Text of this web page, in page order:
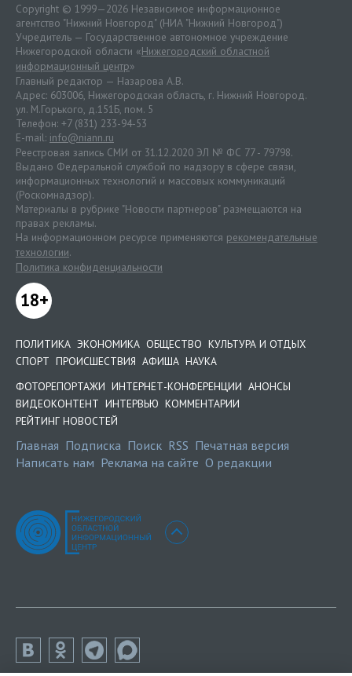
Copyright © 1999—2026 Независимое информационное
агентство "Нижний Новгород" (НИА "Нижний Новгород")
Учредитель — Государственное автономное учреждение
Нижегородской области «Нижегородский областной
информационный центр»
Главный редактор — Назарова А.В.
Адрес: 603006, Нижегородская область, г. Нижний Новгород.
ул. М.Горького, д.151Б, пом. 5
Телефон: +7 (831) 233-94-53
E-mail: info@niann.ru
Реестровая запись СМИ от 31.12.2020 ЭЛ № ФС 77 - 79798.
Выдано Федеральной службой по надзору в сфере связи,
информационных технологий и массовых коммуникаций
(Роскомнадзор).
Материалы в рубрике "Новости партнеров" размещаются на
правах рекламы.
На информационном ресурсе применяются рекомендательные
технологии.
Политика конфиденциальности
18+
ПОЛИТИКА ЭКОНОМИКА ОБЩЕСТВО КУЛЬТУРА И ОТДЫХ
СПОРТ ПРОИСШЕСТВИЯ АФИША НАУКА
ФОТОРЕПОРТАЖИ ИНТЕРНЕТ-КОНФЕРЕНЦИИ АНОНСЫ
ВИДЕОКОНТЕНТ ИНТЕРВЬЮ КОММЕНТАРИИ
РЕЙТИНГ НОВОСТЕЙ
Главная Подписка Поиск RSS Печатная версия
Написать нам Реклама на сайте О редакции